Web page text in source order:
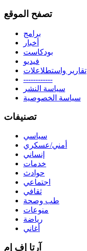
تصفح الموقع
برامج
أخبار
بودكاست
فيديو
تقارير واستطلاعلات
------------
سياسة النشر
سياسة الخصوصية
تصنيفات
سياسي
أمني/عسكري
إنساني
خدمات
حوادث
اجتماعي
ثقافي
طب وصحة
منوعات
رياضة
أغاني
آرتا إف إم